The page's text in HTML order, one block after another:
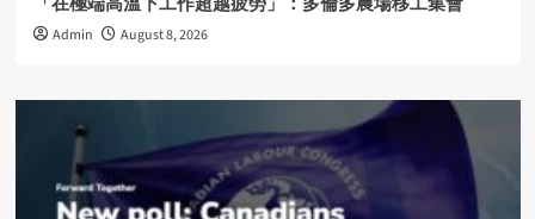
Admin August 8, 2026